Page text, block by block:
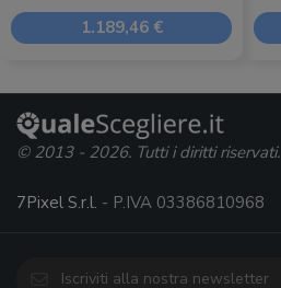
1.189,46 €
© 2013 - 2026. Tutti i diritti riservati.
7Pixel S.r.l. - P.IVA 03386810968